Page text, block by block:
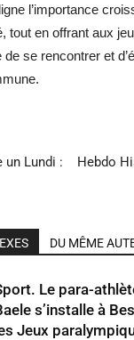
l’importance
tout en offrant aux
de se rencontrer et
un Lundi :
Hebdo
DU MÊME
Le para-
s’installe à
Jeux